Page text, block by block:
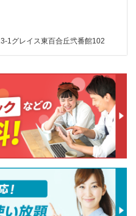
1グレイス東百合丘弐番館102